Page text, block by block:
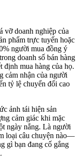
vỡ doanh nghiệp của
phẩm trực tuyến hoặc
người mua đồng ý
doanh số bán hàng
định mua hàng của họ.
cảm nhận của người
tỷ lệ chuyển đổi cao
ảnh tái hiện sản
cảm giác khi mặc
ngày nắng. Là người
loại câu chuyện nào—
gì bạn đang cố gắng